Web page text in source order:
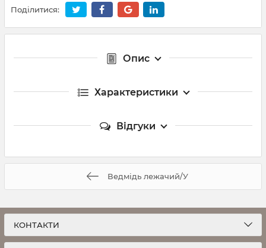
Поділитися:
Опис
Характеристики
Відгуки
Ведмідь лежачий/У
КОНТАКТИ